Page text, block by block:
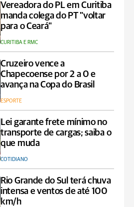
Vereadora do PL em Curitiba
manda colega do PT "voltar
para o Ceará"
CURITIBA E RMC
Cruzeiro vence a
Chapecoense por 2 a 0 e
avança na Copa do Brasil
ESPORTE
Lei garante frete mínimo no
transporte de cargas; saiba o
que muda
COTIDIANO
Rio Grande do Sul terá chuva
intensa e ventos de até 100
km/h